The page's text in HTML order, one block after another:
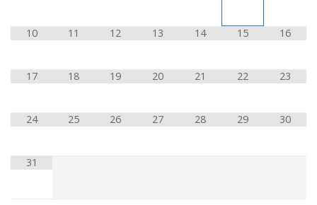
10 11 12 13 14 15 16
17 18 19 20 21 22 23
24 25 26 27 28 29 30
31